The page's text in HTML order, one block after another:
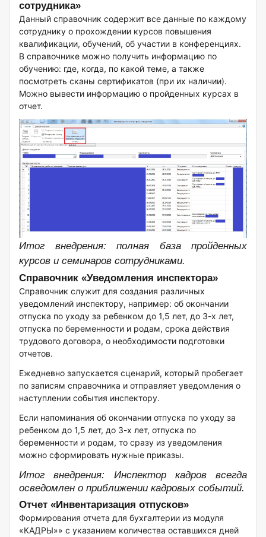
сотрудника»
Данный справочник содержит все данные по каждому
сотруднику о прохождении курсов повышения
квалификации, обучений, об участии в конференциях.
В справочнике можно получить информацию по
обучению: где, когда, по какой теме, а также
посмотреть сканы сертификатов (при их наличии).
Можно вывести информацию о пройденных курсах в
отчет.
Итог внедрения: полная база пройденных
курсов и семинаров сотрудниками.
Справочник «Уведомления инспектора»
Справочник служит для создания различных
уведомлений инспектору, например: об окончании
отпуска по уходу за ребенком до 1,5 лет, до 3-х лет,
отпуска по беременности и родам, срока действия
трудового договора, о необходимости подготовки
отчетов.
Ежедневно запускается сценарий, который пробегает
по записям справочника и отправляет уведомления о
наступлении события инспектору.
Если напоминания об окончании отпуска по уходу за
ребенком до 1,5 лет, до 3-х лет, отпуска по
беременности и родам, то сразу из уведомления
можно сформировать нужные приказы.
Итог внедрения: Инспектор кадров всегда
осведомлен о приближении кадровых событий.
Отчет «Инвентаризация отпусков»
Формирования отчета для бухгалтерии из модуля
«КАДРЫ»» с указанием количества оставшихся дней